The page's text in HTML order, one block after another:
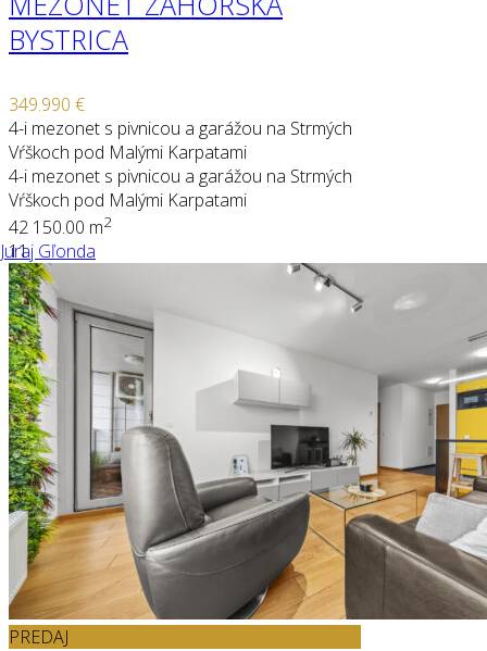
BYSTRICA
349.990 €
4-i mezonet s pivnicou a garážou na Strmých
Vŕškoch pod Malými Karpatami
4-i mezonet s pivnicou a garážou na Strmých
Vŕškoch pod Malými Karpatami
42 150.00 m2
Juraj Gľonda
11
PREDAJ